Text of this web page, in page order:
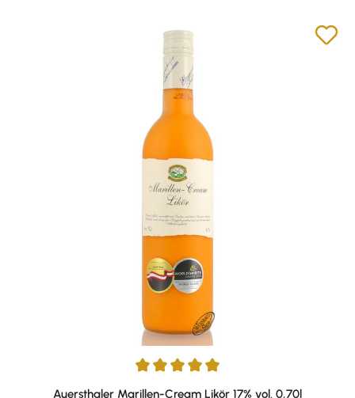
Durchschnittliche Bewertung von 4.88 von 5 Sternen
Auersthaler Marillen-Cream Likör 17% vol. 0,70l